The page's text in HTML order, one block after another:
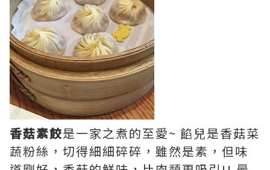
香菇素餃是一家之煮的至愛~ 餡兒是香菇菜
蔬粉絲，切得細細碎碎，雖然是素，但味